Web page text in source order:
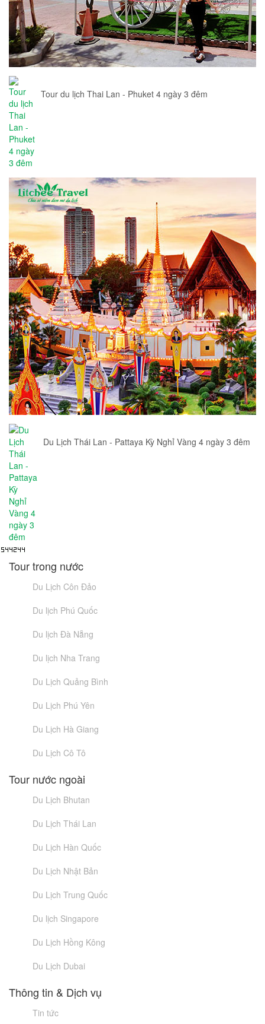
Tour du lịch Thai Lan - Phuket 4 ngày 3 đêm
Du Lịch Thái Lan - Pattaya Kỳ Nghỉ Vàng 4 ngày 3 đêm
Tour trong nước
Du Lịch Côn Đảo
Du lịch Phú Quốc
Du lịch Đà Nẵng
Du lịch Nha Trang
Du Lịch Quảng Bình
Du Lịch Phú Yên
Du Lịch Hà Giang
Du Lịch Cô Tô
Tour nước ngoài
Du Lịch Bhutan
Du Lịch Thái Lan
Du Lịch Hàn Quốc
Du Lịch Nhật Bản
Du Lịch Trung Quốc
Du lịch Singapore
Du Lịch Hồng Kông
Du Lịch Dubai
Thông tin & Dịch vụ
Tin tức